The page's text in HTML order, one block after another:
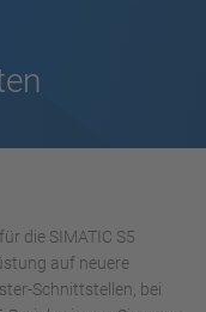
die SIMATIC S5
auf neuere
Schnittstellen, bei